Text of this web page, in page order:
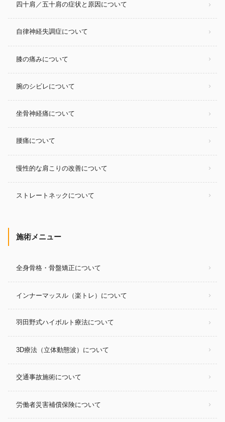
四十肩／五十肩の症状と原因について
自律神経失調症について
膝の痛みについて
腕のシビレについて
坐骨神経痛について
腰痛について
慢性的な肩こりの改善について
ストレートネックについて
施術メニュー
全身骨格・骨盤矯正について
インナーマッスル（楽トレ）について
羽田野式ハイボルト療法について
3D療法（立体動態波）について
交通事故施術について
労働者災害補償保険について